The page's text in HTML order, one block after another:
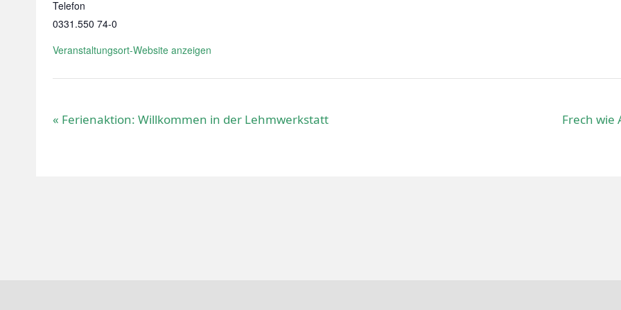
Telefon
0331.550 74-0
Veranstaltungsort-Website anzeigen
« Ferienaktion: Willkommen in der Lehmwerkstatt Frech wie